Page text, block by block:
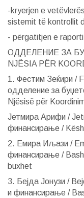
-kryerjen e
sistemit të kontrollit
- përgatitjen e
ОДДЕЛЕНИЕ ЗА
NJËSIA PËR
1. Фестим Зеќири /
одделение за
Njësisë për
Јетмира Арифи /
финансирање /
2. Емира Иљази /
финансирање /
buxhet
3. Бејда Јонузи /
и финансирање /